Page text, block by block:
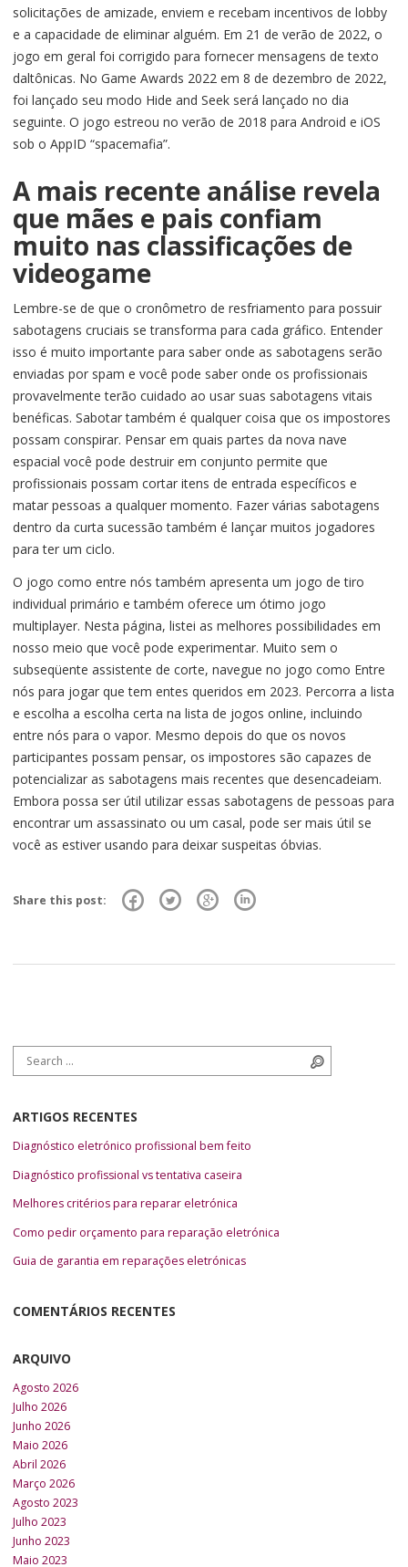
solicitações de amizade, enviem e recebam incentivos de lobby
e a capacidade de eliminar alguém. Em 21 de verão de 2022, o
jogo em geral foi corrigido para fornecer mensagens de texto
daltônicas. No Game Awards 2022 em 8 de dezembro de 2022,
foi lançado seu modo Hide and Seek será lançado no dia
seguinte. O jogo estreou no verão de 2018 para Android e iOS
sob o AppID “spacemafia”.
A mais recente análise revela
que mães e pais confiam
muito nas classificações de
videogame
Lembre-se de que o cronômetro de resfriamento para possuir
sabotagens cruciais se transforma para cada gráfico. Entender
isso é muito importante para saber onde as sabotagens serão
enviadas por spam e você pode saber onde os profissionais
provavelmente terão cuidado ao usar suas sabotagens vitais
benéficas. Sabotar também é qualquer coisa que os impostores
possam conspirar. Pensar em quais partes da nova nave
espacial você pode destruir em conjunto permite que
profissionais possam cortar itens de entrada específicos e
matar pessoas a qualquer momento. Fazer várias sabotagens
dentro da curta sucessão também é lançar muitos jogadores
para ter um ciclo.
O jogo como entre nós também apresenta um jogo de tiro
individual primário e também oferece um ótimo jogo
multiplayer. Nesta página, listei as melhores possibilidades em
nosso meio que você pode experimentar. Muito sem o
subseqüente assistente de corte, navegue no jogo como Entre
nós para jogar que tem entes queridos em 2023. Percorra a lista
e escolha a escolha certa na lista de jogos online, incluindo
entre nós para o vapor. Mesmo depois do que os novos
participantes possam pensar, os impostores são capazes de
potencializar as sabotagens mais recentes que desencadeiam.
Embora possa ser útil utilizar essas sabotagens de pessoas para
encontrar um assassinato ou um casal, pode ser mais útil se
você as estiver usando para deixar suspeitas óbvias.
Share this post:
Search for:
ARTIGOS RECENTES
Diagnóstico eletrónico profissional bem feito
Diagnóstico profissional vs tentativa caseira
Melhores critérios para reparar eletrónica
Como pedir orçamento para reparação eletrónica
Guia de garantia em reparações eletrónicas
COMENTÁRIOS RECENTES
ARQUIVO
Agosto 2026
Julho 2026
Junho 2026
Maio 2026
Abril 2026
Março 2026
Agosto 2023
Julho 2023
Junho 2023
Maio 2023